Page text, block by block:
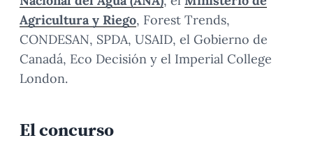
Agricultura y Riego, Forest Trends,
CONDESAN, SPDA, USAID, el Gobierno de
Canadá, Eco Decisión y el Imperial College
London.
El concurso